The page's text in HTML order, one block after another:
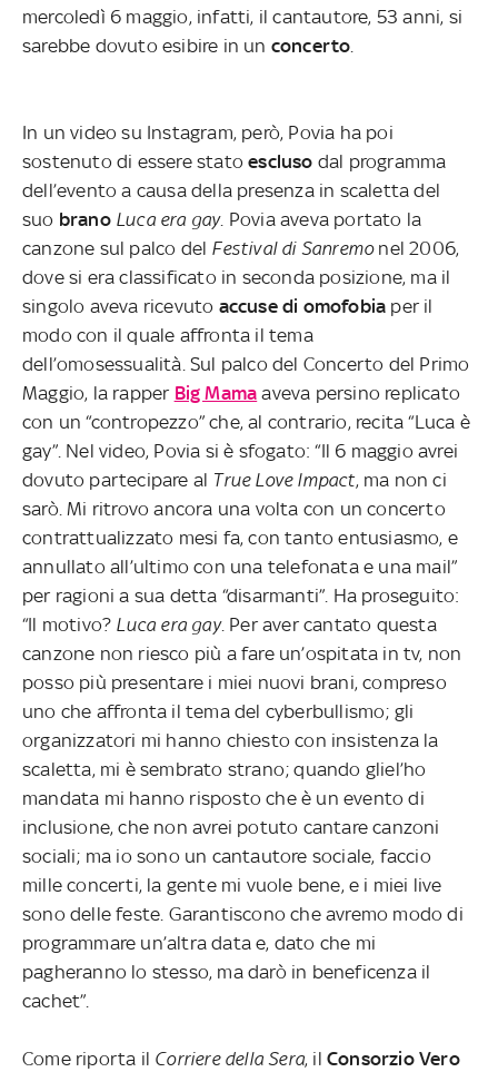
mercoledì 6 maggio, infatti, il cantautore, 53 anni, si
sarebbe dovuto esibire in un concerto
In un video su Instagram, però, Povia ha poi
sostenuto di essere statoescluso dal programma
dell’evento a causa della presenza in scaletta del
suo brano Luca era gay. Povia aveva portato la
canzone sul palco del Festival di Sanremonel 2006,
dove si era classificato in seconda posizione, ma il
singolo aveva ricevuto accuse di omofobia per il
modo con il quale affronta il tema
dell’omosessualità. Sul palco del Concerto del Primo
Maggio, la rapper Big Mama aveva persino replicato
con un “contropezzo” che, al contrario, recita “Luca è
gay”. Nel video, Povia si è sfogato: “Il 6 maggio avrei
dovuto partecipare al True Love Impact, ma non ci
sarò. Mi ritrovo ancora una volta con un concerto
contrattualizzato mesi fa, con tanto entusiasmo, e
annullato all’ultimo con una telefonata e una mail”
per ragioni a sua detta “disarmanti”. Ha proseguito:
“Il motivo? Luca era gay. Per aver cantato questa
canzone non riesco più a fare un’ospitata in tv, non
posso più presentare i miei nuovi brani, compreso
uno che affronta il tema del cyberbullismo; gli
organizzatori mi hanno chiesto con insistenza la
scaletta, mi è sembrato strano; quando gliel’ho
mandata mi hanno risposto che è un evento di
inclusione, che non avrei potuto cantare canzoni
sociali; ma io sono un cantautore sociale, faccio
mille concerti, la gente mi vuole bene, e i miei live
sono delle feste. Garantiscono che avremo modo di
programmare un’altra data e, dato che mi
pagheranno lo stesso, ma darò in beneficenza il
cachet”.
Come riporta il Corriere della Sera, il Consorzio Vero